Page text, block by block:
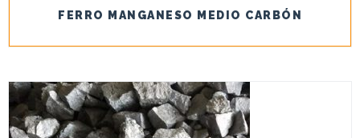
FERRO MANGANESO MEDIO CARBÓN